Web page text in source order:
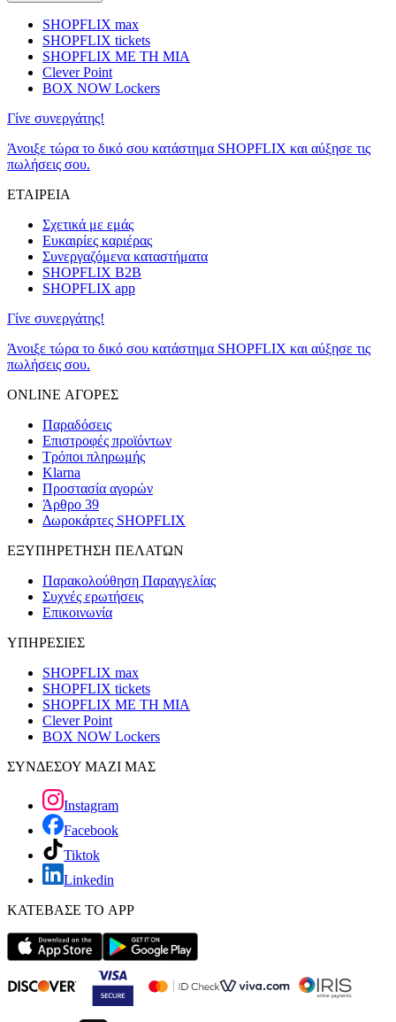
SHOPFLIX max
SHOPFLIX tickets
SHOPFLIX ΜΕ ΤΗ ΜΙΑ
Clever Point
BOX NOW Lockers
Γίνε συνεργάτης!
Άνοιξε τώρα το δικό σου κατάστημα SHOPFLIX και αύξησε τις
πωλήσεις σου.
ΕΤΑΙΡΕΙΑ
Σχετικά με εμάς
Ευκαιρίες καριέρας
Συνεργαζόμενα καταστήματα
SHOPFLIX B2B
SHOPFLIX app
Γίνε συνεργάτης!
Άνοιξε τώρα το δικό σου κατάστημα SHOPFLIX και αύξησε τις
πωλήσεις σου.
ONLINE ΑΓΟΡΕΣ
Παραδόσεις
Επιστροφές προϊόντων
Τρόποι πληρωμής
Klarna
Προστασία αγορών
Άρθρο 39
Δωροκάρτες SHOPFLIX
ΕΞΥΠΗΡΕΤΗΣΗ ΠΕΛΑΤΩΝ
Παρακολούθηση Παραγγελίας
Συχνές ερωτήσεις
Επικοινωνία
ΥΠΗΡΕΣΙΕΣ
SHOPFLIX max
SHOPFLIX tickets
SHOPFLIX ΜΕ ΤΗ ΜΙΑ
Clever Point
BOX NOW Lockers
ΣΥΝΔΕΣΟΥ ΜΑΖΙ ΜΑΣ
Instagram
Facebook
Tiktok
Linkedin
ΚΑΤΕΒΑΣΕ ΤΟ APP